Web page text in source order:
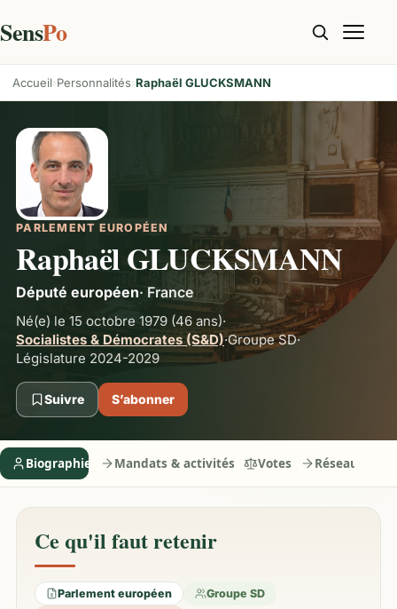
SensPo
Accueil Personnalités Raphaël GLUCKSMANN
PARLEMENT EUROPÉEN
Raphaël GLUCKSMANN
Député européen· France
Né(e) le 15 octobre 1979 (46 ans)·
Socialistes & Démocrates (S&D)·GroupeSD·
Législature 2024-2029
Suivre S’abonner
Biographie Mandats & activités Votes Réseaux
Ce qu'il faut retenir
Parlement européen
Groupe SD